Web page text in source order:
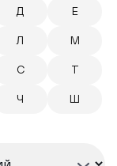
Д Е
Л М
С Т
Ч Ш